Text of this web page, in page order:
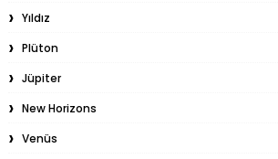
Yıldız
Plüton
Jüpiter
New Horizons
Venüs